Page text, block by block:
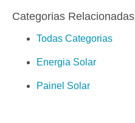
Categorias Relacionadas
Todas Categorias
Energia Solar
Painel Solar